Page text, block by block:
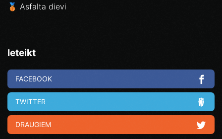
🥉 Asfalta dievi
Ieteikt
FACEBOOK
TWITTER
DRAUGIEM